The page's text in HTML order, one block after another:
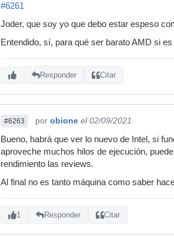
#6261
Joder, que soy yo que debo estar espeso
Entendido, sí, para qué ser barato AMD si
Responder Citar
#6263 por obione el 02/09/2021
Bueno, habrá que ver lo nuevo de Intel, si
aproveche muchos hilos de ejecución,
rendimiento las reviews.
Al final no es tanto máquina como saber
1 Responder Citar